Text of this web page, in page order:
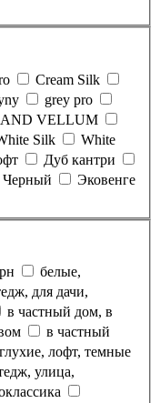
Cream Silk
grey pro
VELLUM
Silk
White
Дуб кантри
Черный
Эковенге
белые,
для дачи,
в частный дом, в
в частный
глухие, лофт, темные
улица,